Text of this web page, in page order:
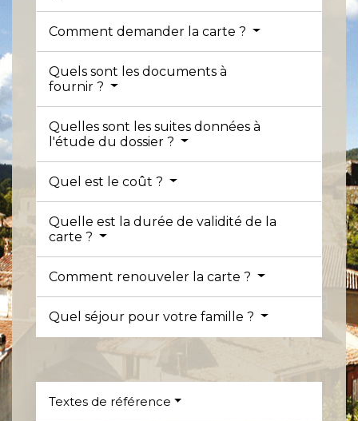
Comment demander la carte ?
Quels sont les documents à
fournir ?
Quelles sont les suites données à
l'étude du dossier ?
Quel est le coût ?
Quelle est la durée de validité de la
carte ?
Comment renouveler la carte ?
Quel séjour pour votre famille ?
Textes de référence